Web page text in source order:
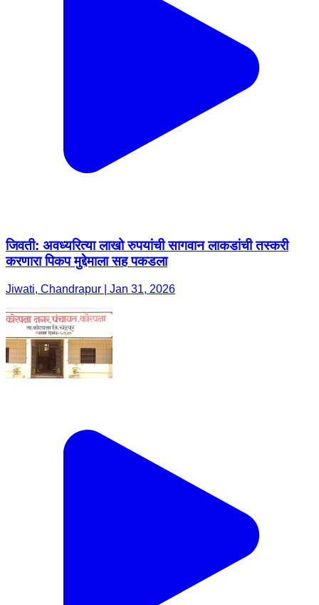
जिवती: अवध्यरित्या लाखो रुपयांची सागवान लाकडांची तस्करी
करणारा पिकप मुद्देमाला सह पकडला
Jiwati, Chandrapur | Jan 31, 2026